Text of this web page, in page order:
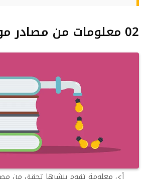
02 معلومات من مصادر موثوقة